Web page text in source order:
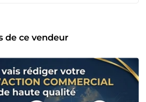
Vente : Conception
et de fiches produits à fort
style rédactionnel clair, percutant et
strict de la confidentialité de vos
document qui crédibilise votre
en dès maintenant pour donner une
à votre communication business.
de ce vendeur